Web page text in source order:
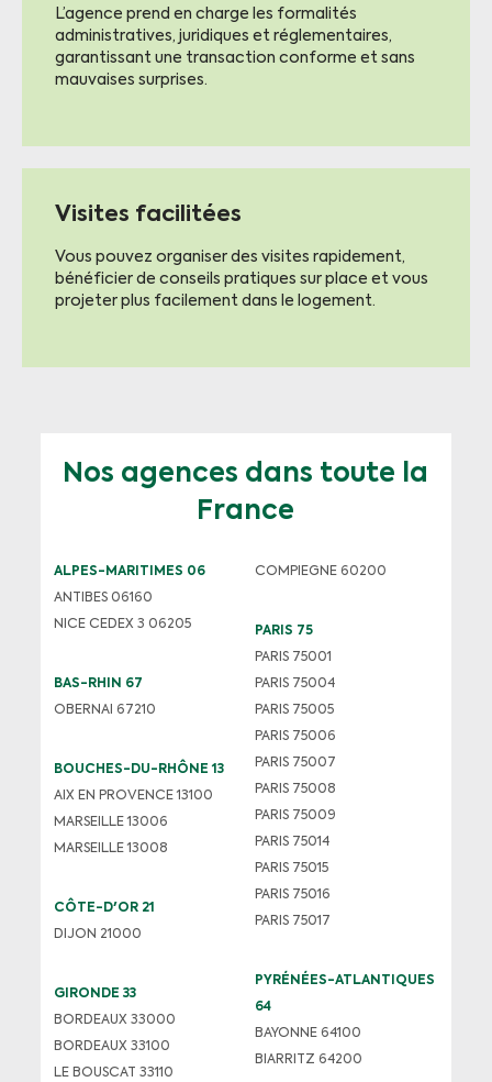
L’agence prend en charge les formalités
administratives, juridiques et réglementaires,
garantissant une transaction conforme et sans
mauvaises surprises.
Visites facilitées
Vous pouvez organiser des visites rapidement,
bénéficier de conseils pratiques sur place et vous
projeter plus facilement dans le logement.
Nos agences dans toute la
France
ALPES-MARITIMES 06
ANTIBES 06160
NICE CEDEX 3 06205
BAS-RHIN 67
OBERNAI 67210
BOUCHES-DU-RHÔNE 13
AIX EN PROVENCE 13100
MARSEILLE 13006
MARSEILLE 13008
CÔTE-D'OR 21
DIJON 21000
GIRONDE 33
BORDEAUX 33000
BORDEAUX 33100
LE BOUSCAT 33110
COMPIEGNE 60200
PARIS 75
PARIS 75001
PARIS 75004
PARIS 75005
PARIS 75006
PARIS 75007
PARIS 75008
PARIS 75009
PARIS 75014
PARIS 75015
PARIS 75016
PARIS 75017
PYRÉNÉES-ATLANTIQUES
64
BAYONNE 64100
BIARRITZ 64200